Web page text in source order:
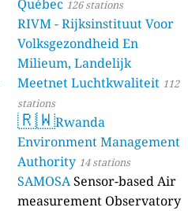
Québec 126 stations
RIVM - Rijksinstituut Voor
Volksgezondheid En
Milieum, Landelijk
Meetnet Luchtkwaliteit 112
stations
🇷🇼Rwanda
Environment Management
Authority 14 stations
SAMOSASensor-based Air
measurement Observatory